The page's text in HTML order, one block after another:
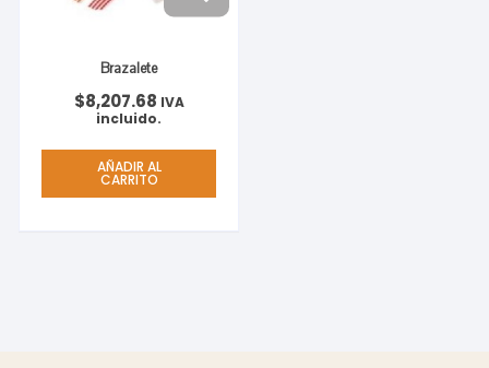
Brazalete
$8,207.68 IVA
incluido.
AÑADIR AL
CARRITO